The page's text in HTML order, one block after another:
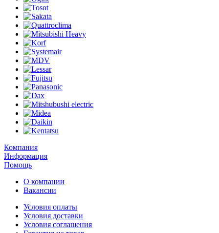
Компания
Информация
Помощь
О компании
Вакансии
Условия оплаты
Условия доставки
Условия соглашения